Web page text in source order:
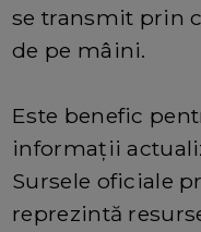
se transmit prin
de pe mâini.
Este benefic
informații
Sursele oficiale
reprezintă